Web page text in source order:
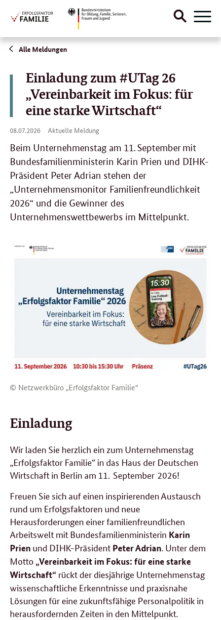
Direktlink:
Suche
Alle Meldungen
Einladung zum #UTag 26
„Vereinbarkeit im Fokus: für
eine starke Wirtschaft“
08.07.2026 08.
2026
Aktuelle Meldung
Beim Unternehmenstag am 11. September mit
Bundesfamilienministerin Karin Prien und DIHK-
Präsident Peter Adrian stehen der
„Unternehmensmonitor Familienfreundlichkeit
2026“ und die Gewinner des
Unternehmenswettbewerbs im Mittelpunkt.
© Netzwerkbüro „Erfolgsfaktor Familie“
Einladung
Wir laden Sie herzlich ein zum Unternehmenstag
„Erfolgsfaktor Familie“ in das Haus der Deutschen
Wirtschaft in Berlin am 11. September 2026!
Freuen Sie sich auf einen inspirierenden Austausch
rund um Erfolgsfaktoren und neue
Herausforderungen einer familienfreundlichen
Arbeitswelt mit Bundesfamilienministerin Karin
Prien und DIHK-Präsident Peter Adrian. Unter dem
Motto „Vereinbarkeit im Fokus: für eine starke
Wirtschaft“ rückt der diesjährige Unternehmenstag
wissenschaftliche Erkenntnisse und praxisnahe
Lösungen für eine zukunftsfähige Personalpolitik in
herausfordernden Zeiten in den Mittelpunkt.